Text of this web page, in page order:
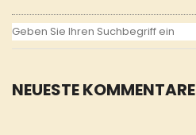
NEUESTE KOMMENTARE